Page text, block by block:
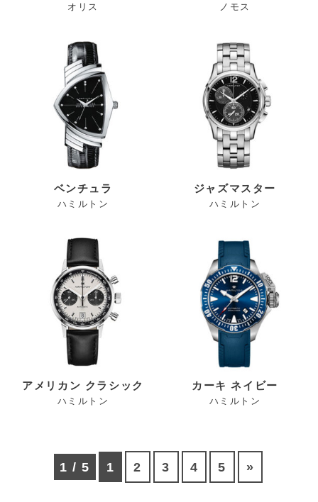
オリス ノモス
ベンチュラ
ハミルトン
ジャズマスター
ハミルトン
アメリカン クラシック
ハミルトン
カーキ ネイビー
ハミルトン
1 / 5 1 2 3 4 5 »